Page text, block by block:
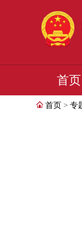
首页
首页 > 专